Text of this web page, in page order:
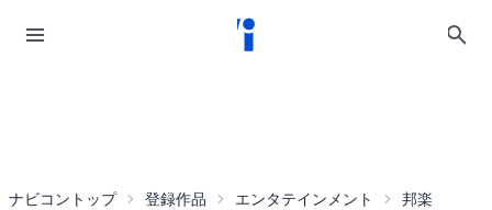
ナビコントップ 登録作品 エンタテインメント 邦楽